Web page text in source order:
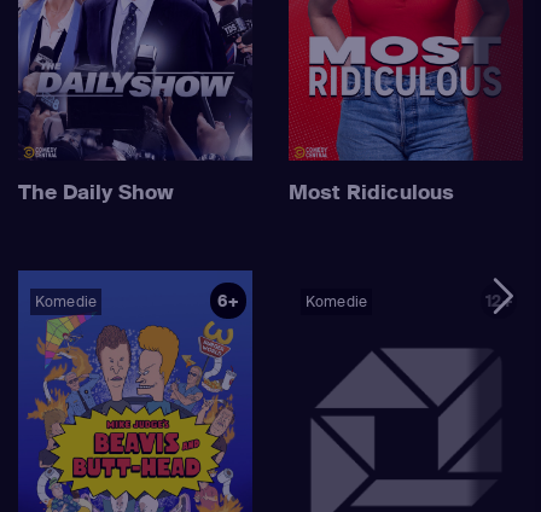
The Daily Show Most Ridiculous
Komedie 6+ Komedie 12+